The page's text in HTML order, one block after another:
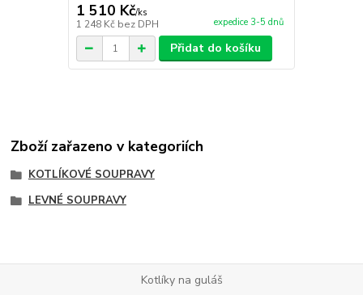
1 510 Kč/ks
1 248 Kč bez DPH expedice 3-5 dnů
Přidat do košíku
Zboží zařazeno v kategoriích
KOTLÍKOVÉ SOUPRAVY
LEVNÉ SOUPRAVY
Kotlíky na guláš